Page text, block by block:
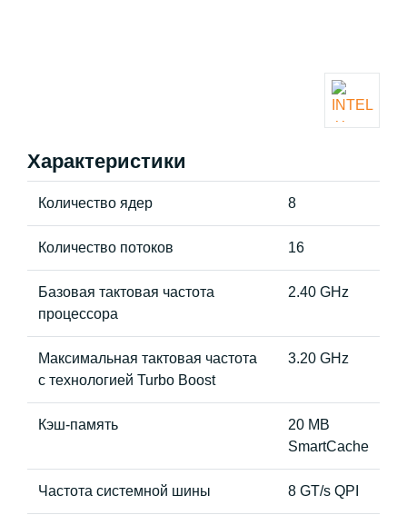
Характеристики
Количество ядер 8
Количество потоков 16
Базовая тактовая частота
процессора
2.40 GHz
Максимальная тактовая частота
с технологией Turbo Boost
3.20 GHz
Кэш-память
20 MB
SmartCache
Частота системной шины 8 GT/s QPI